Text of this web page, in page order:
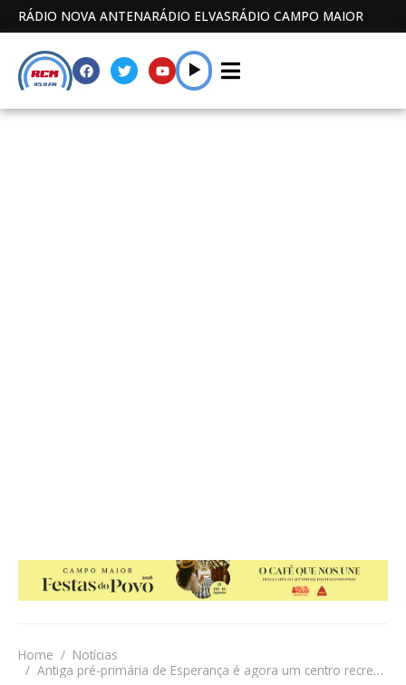
RÁDIO NOVA ANTENARÁDIO ELVASRÁDIO CAMPO MAIOR
Home
Notícias
Antiga pré-primária de Esperança é agora um centro recreativo polivalente onde todos têm lugar